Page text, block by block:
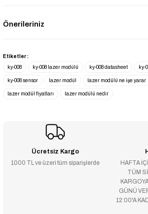
Önerileriniz
Etiketler :
ky-008
ky-008 lazer modülü ky-008 datasheet ky-
ky-008 sensor lazer modül lazer modülü ne işe yarar
lazer modül fiyatları lazer modülü nedir
Ücretsiz Kargo
1000 TL ve üzeri tüm siparişlerde
HAFTA
TÜM
GÜNÜ
12:00'A